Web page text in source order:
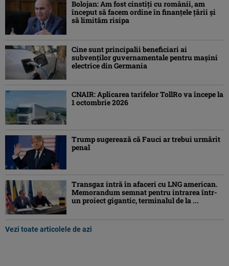
Bolojan: Am fost cinstiţi cu românii, am
început să facem ordine în finanţele ţării şi
să limităm risipa
Cine sunt principalii beneficiari ai
subvenţilor guvernamentale pentru mașini
electrice din Germania
CNAIR: Aplicarea tarifelor TollRo va începe la
1 octombrie 2026
Trump sugerează că Fauci ar trebui urmărit
penal
Transgaz intră în afaceri cu LNG american.
Memorandum semnat pentru intrarea într-
un proiect gigantic, terminalul de la ...
Vezi toate articolele de azi